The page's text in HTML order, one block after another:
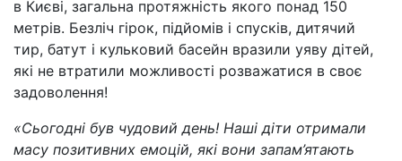
в Києві, загальна протяжність якого понад 150
метрів. Безліч гірок, підйомів і спусків, дитячий
тир, батут і кульковий басейн вразили уяву дітей,
які не втратили можливості розважатися в своє
задоволення!
«Сьогодні був чудовий день! Наші діти отримали
масу позитивних емоцій, які вони запам’ятають